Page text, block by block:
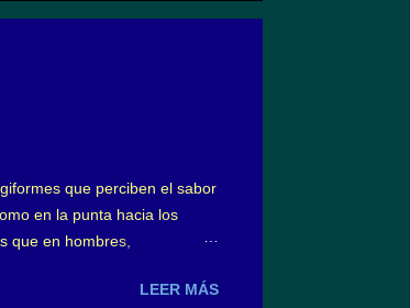
que perciben el sabor
en la punta hacia los
que en hombres,
aproximadamente;LEER MÁS